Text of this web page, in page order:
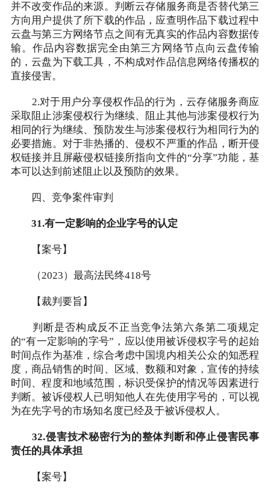
并不改变作品的来源。判断云存储服务商是否替代第三
方向用户提供了所下载的作品，应查明作品下载过程中
云盘与第三方网络节点之间有无真实的作品内容数据传
输。作品内容数据完全由第三方网络节点向云盘传输
的，云盘为下载工具，不构成对作品信息网络传播权的
直接侵害。
2.对于用户分享侵权作品的行为，云存储服务商应
采取阻止涉案侵权行为继续、阻止其他与涉案侵权行为
相同的行为继续、预防发生与涉案侵权行为相同行为的
必要措施。对于非热播的、侵权不严重的作品，断开侵
权链接并且屏蔽侵权链接所指向文件的“分享”功能，基
本可以达到前述阻止以及预防的效果。
四、竞争案件审判
31.有一定影响的企业字号的认定
【案号】
（2023）最高法民终418号
【裁判要旨】
判断是否构成反不正当竞争法第六条第二项规定
的“有一定影响的字号”，应以使用被诉侵权字号的起始
时间点作为基准，综合考虑中国境内相关公众的知悉程
度，商品销售的时间、区域、数额和对象，宣传的持续
时间、程度和地域范围，标识受保护的情况等因素进行
判断。被诉侵权人已明知他人在先使用字号的，可以视
为在先字号的市场知名度已经及于被诉侵权人。
32.侵害技术秘密行为的整体判断和停止侵害民事
责任的具体承担
【案号】